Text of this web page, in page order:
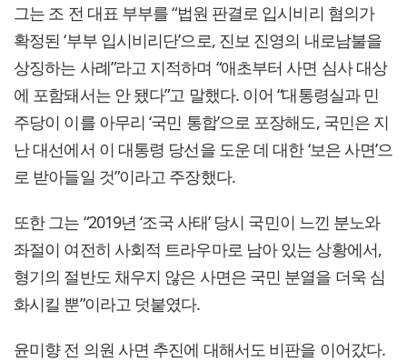
그는 조 전 대표 부부를 “법원 판결로 입시비리 혐의가
확정된 ‘부부 입시비리단’으로, 진보 진영의 내로남불을
상징하는 사례”라고 지적하며 “애초부터 사면 심사 대상
에 포함돼서는 안 됐다”고 말했다. 이어 “대통령실과 민
주당이 이를 아무리 ‘국민 통합’으로 포장해도, 국민은 지
난 대선에서 이 대통령 당선을 도운 데 대한 ‘보은 사면’으
로 받아들일 것”이라고 주장했다.
또한 그는 “2019년 ‘조국 사태’ 당시 국민이 느낀 분노와
좌절이 여전히 사회적 트라우마로 남아 있는 상황에서,
형기의 절반도 채우지 않은 사면은 국민 분열을 더욱 심
화시킬 뿐”이라고 덧붙였다.
윤미향 전 의원 사면 추진에 대해서도 비판을 이어갔다.